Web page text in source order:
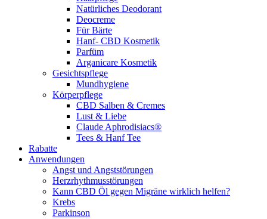
Natürliches Deodorant
Deocreme
Für Bärte
Hanf- CBD Kosmetik
Parfüm
Arganicare Kosmetik
Gesichtspflege
Mundhygiene
Körperpflege
CBD Salben & Cremes
Lust & Liebe
Claude Aphrodisiacs®
Tees & Hanf Tee
Rabatte
Anwendungen
Angst und Angststörungen
Herzrhythmusstörungen
Kann CBD Öl gegen Migräne wirklich helfen?
Krebs
Parkinson